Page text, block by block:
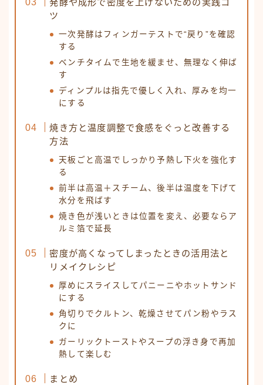
発酵や成形で密度を上げないための実践コ
ツ
一次発酵はフィンガーテストで“戻り”を確認
する
ベンチタイムで生地を緩ませ、無理なく伸ば
す
ディンプルは指先で優しく入れ、厚みを均一
にする
焼き方と温度調整で食感をぐっと改善する
方法
天板ごと高温でしっかり予熱し下火を強化す
る
前半は高温＋スチーム、後半は温度を下げて
水分を飛ばす
焼き色が浅いときは位置を変え、必要ならア
ルミ箔で延長
密度が高くなってしまったときの活用法と
リメイクレシピ
厚めにスライスしてパニーニやホットサンド
にする
角切りでクルトン、乾燥させてパン粉やラス
クに
ガーリックトーストやスープの浮き身で再加
熱して楽しむ
まとめ